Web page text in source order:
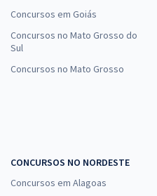
Advocacia de Sucesso Gran
12x de
ou R$
Concursos em Goiás
Concursos no Mato Grosso do
Sul
Concursos no Mato Grosso
CONCURSOS NO NORDESTE
Concursos em Alagoas